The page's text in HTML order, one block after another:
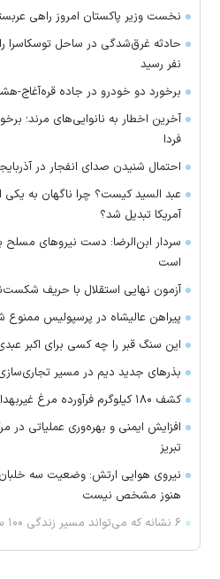
نخست وزیر پاکستان امروز راهی
نفر رسید
برخورد دو خودرو در جاده قره‌آغاج-هشترود؛ ۳ نفر
آخرین اخطار به نانوایی‌های مرند؛
فردا
احتمال شنیدن صدای انفجار در
عبد السید کیست؟ چرا ناگهان به
آمریکا تبدیل شد؟
سردار ابن‌الرضا: دست نیرو‌های مسلح
است
آزمون نهایی استقلال با حریف
پیراهن عالیشاه در پرسپولیس ممنوع
این سنگ قبر را چه کسی برای اکبر
بذرهای جدید دیم در مسیر
کشف ۱۸۰ کیلوگرم فرآورده‌ مرغ غیربهداشتی در میانه
افزایش ایمنی و بهره‌وری عملیاتی در
تبریز
نیروی هوایی ارتش: وضعیت سه خلبان
هنوز مشخص نیست
۶ نشانه که می‌تواند مسیر زندگی ۱۰۰ ساله را هموار کند